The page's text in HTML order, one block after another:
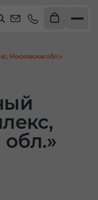
Московская обл.»